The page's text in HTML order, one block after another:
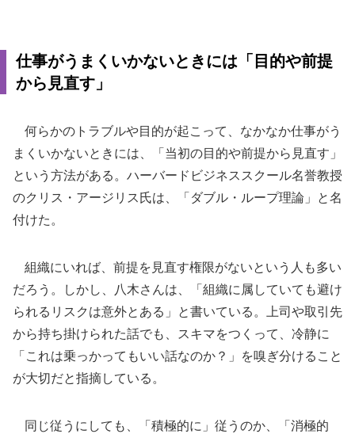
仕事がうまくいかないときには「目的や前提
から見直す」
何らかのトラブルや目的が起こって、なかなか仕事がう
まくいかないときには、「当初の目的や前提から見直す」
という方法がある。ハーバードビジネススクール名誉教授
のクリス・アージリス氏は、「ダブル・ループ理論」と名
付けた。
組織にいれば、前提を見直す権限がないという人も多い
だろう。しかし、八木さんは、「組織に属していても避け
られるリスクは意外とある」と書いている。上司や取引先
から持ち掛けられた話でも、スキマをつくって、冷静に
「これは乗っかってもいい話なのか？」を嗅ぎ分けること
が大切だと指摘している。
同じ従うにしても、「積極的に」従うのか、「消極的